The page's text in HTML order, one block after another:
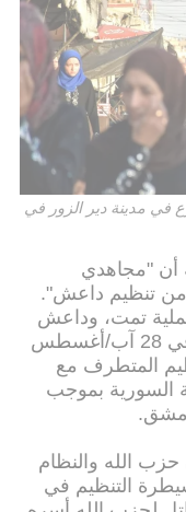
في مدينة دير الزور في
أن "مجاهدي
من تنظيم داعش".
تمت، وداعش
أصبحوا داخل دير الزور". وانطلقت في 28 آب/أغسطس
المتطرف مع
السورية بموجب
الله والنظام
التنظيم في